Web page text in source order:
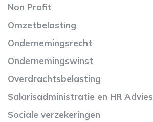
Non Profit
Omzetbelasting
Ondernemingsrecht
Ondernemingswinst
Overdrachtsbelasting
Salarisadministratie en HR Advies
Sociale verzekeringen